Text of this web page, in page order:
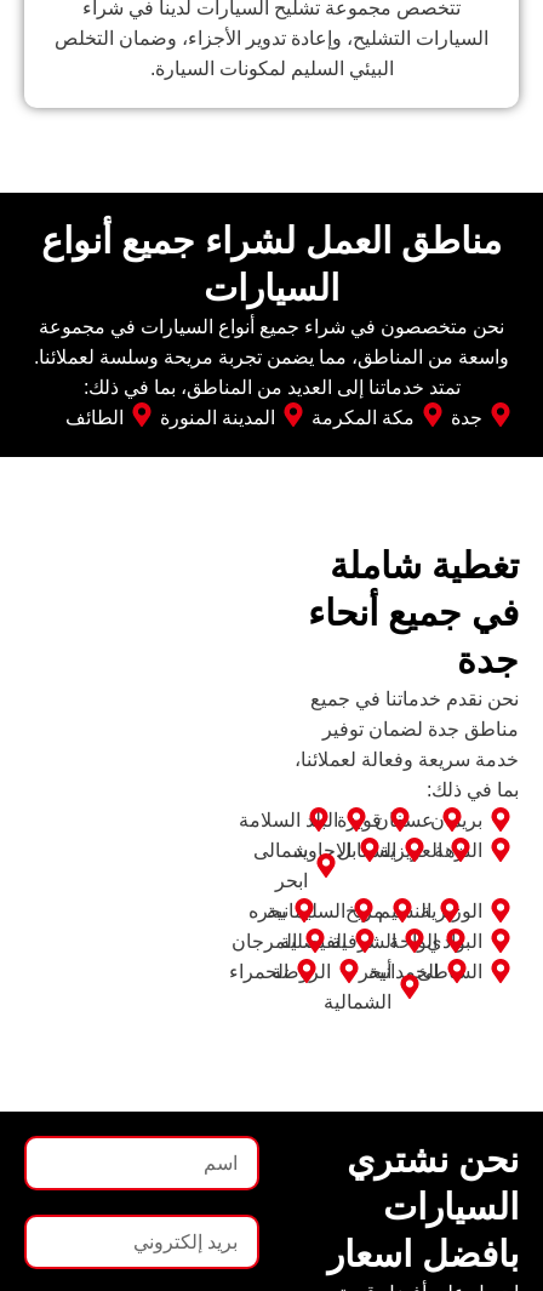
تتخصص مجموعة تشليح السيارات لدينا في شراء
السيارات التشليح، وإعادة تدوير الأجزاء، وضمان التخلص
البيئي السليم لمكونات السيارة.
مناطق العمل لشراء جميع أنواع
السيارات
نحن متخصصون في شراء جميع أنواع السيارات في مجموعة
واسعة من المناطق، مما يضمن تجربة مريحة وسلسة لعملائنا.
تمتد خدماتنا إلى العديد من المناطق، بما في ذلك:
جدة
مكة المكرمة المدينة المنورة الطائف
تغطية شاملة
في جميع أنحاء
جدة
نحن نقدم خدماتنا في جميع
مناطق جدة لضمان توفير
خدمة سريعة وفعالة لعملائنا،
بما في ذلك:
بريمانعسفانقويزة البلد السلامة
النزهةالعزيزيةالسنابلالاجاويدشمالی
ابحر
الوزيريةالنسيممريخ السليمانيةبحره
البواديالواحةالشرفيةالفيصليةالمرجان
الشاطئالحمدانية
أبحر
الشمالية
الروضةالحمراء
نحن نشتري
السيارات
بافضل اسعار